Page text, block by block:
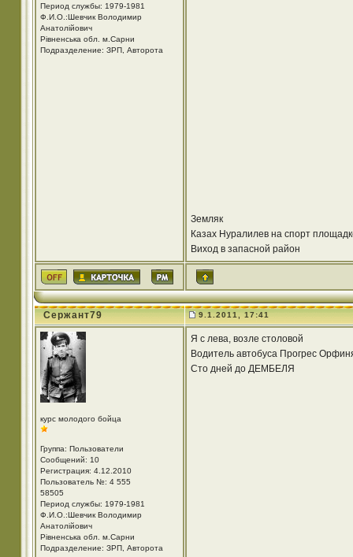
Период службы: 1979-1981
Ф.И.О.:Шевчик Володимир
Анатолійович
Рівненська обл. м.Сарни
Подразделение: ЗРП, Авторота
Земляк
Казах Нуралилев на спорт
Виход в запасной район
Сержант79 9.1.2011, 17:41
курс молодого бойца
Группа: Пользователи
Сообщений: 10
Регистрация: 4.12.2010
Пользователь №: 4 555
58505
Период службы: 1979-1981
Ф.И.О.:Шевчик Володимир
Анатолійович
Рівненська обл. м.Сарни
Подразделение: ЗРП, Авторота
Я с лева, возле столовой
Водитель автобуса Прогрес
Сто дней до ДЕМБЕЛЯ